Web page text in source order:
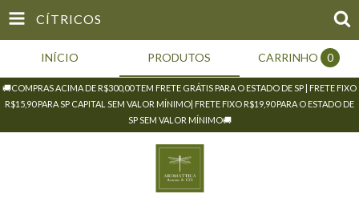
CÍTRICOS
INÍCIO PRODUTOS CARRINHO 0
🚚COMPRAS ACIMA DE R$300,00 TEM FRETE GRÁTIS PARA O ESTADO DE SP | FRETE FIXO
R$15,90 PARA SP CAPITAL SEM VALOR MÍNIMO| FRETE FIXO R$19,90 PARA O ESTADO DE
SP SEM VALOR MÍNIMO🚚